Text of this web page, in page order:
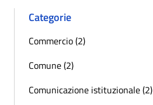
Categorie
Commercio (2)
Comune (2)
Comunicazione istituzionale (2)